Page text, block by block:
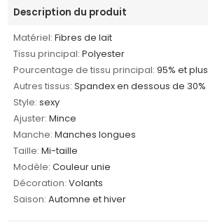
Description du produit
Matériel: Fibres de lait
Tissu principal: Polyester
Pourcentage de tissu principal: 95% et plus
Autres tissus: Spandex en dessous de 30%
Style: sexy
Ajuster: Mince
Manche: Manches longues
Taille: Mi-taille
Modèle: Couleur unie
Décoration: Volants
Saison: Automne et hiver